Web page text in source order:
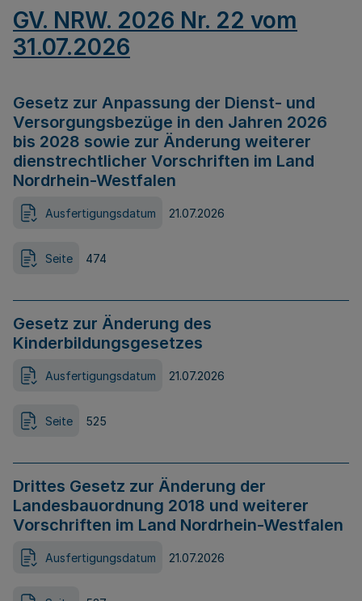
GV. NRW. 2026 Nr. 22 vom
31.07.2026
Gesetz zur Anpassung der Dienst- und
Versorgungsbezüge in den Jahren 2026
bis 2028 sowie zur Änderung weiterer
dienstrechtlicher Vorschriften im Land
Nordrhein-Westfalen
Ausfertigungsdatum 21.07.2026
Seite 474
Gesetz zur Änderung des
Kinderbildungsgesetzes
Ausfertigungsdatum 21.07.2026
Seite 525
Drittes Gesetz zur Änderung der
Landesbauordnung 2018 und weiterer
Vorschriften im Land Nordrhein-Westfalen
Ausfertigungsdatum 21.07.2026